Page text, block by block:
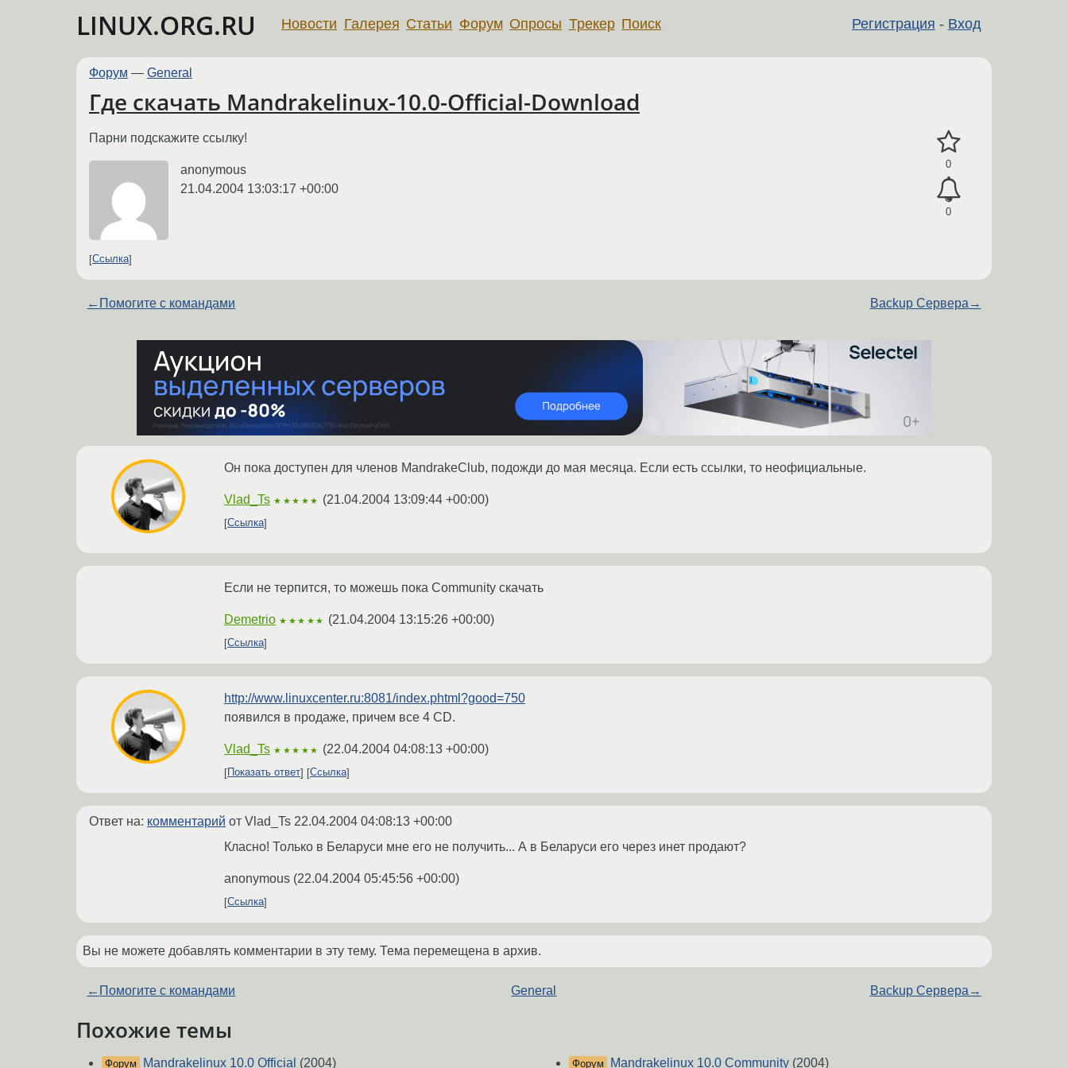
LINUX.ORG.RU Регистрация - Вход
Новости Галерея Статьи Форум Опросы Трекер Поиск
Форум — General
Где скачать Mandrakelinux-10.0-Official-Download
0
0
Парни подскажите ссылку!
anonymous
21.04.2004 13:03:17 +00:00
Ссылка
← Помогите с командами Backup Сервера →
Он пока доступен для членов MandrakeClub, подожди до мая месяца. Если есть ссылки, то неофициальные.
Vlad_Ts ★★★★★ (21.04.2004 13:09:44 +00:00)
Ссылка
Если не терпится, то можешь пока Community скачать
Demetrio ★★★★★ (21.04.2004 13:15:26 +00:00)
Ссылка
http://www.linuxcenter.ru:8081/index.phtml?good=750
появился в продаже, причем все 4 CD.
Vlad_Ts ★★★★★ (22.04.2004 04:08:13 +00:00)
Показать ответ Ссылка
Ответ на: комментарий от Vlad_Ts 22.04.2004 04:08:13 +00:00
Класно! Только в Беларуси мне его не получить... А в Беларуси его через инет продают?
anonymous (22.04.2004 05:45:56 +00:00)
Ссылка
Вы не можете добавлять комментарии в эту тему. Тема перемещена в архив.
← Помогите с командами General Backup Сервера →
Похожие темы
Форум Mandrakelinux 10.0 Official (2004) Форум Mandrakelinux 10.0 Community(2004)